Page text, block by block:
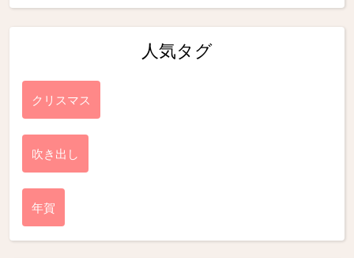
人気タグ
クリスマス
吹き出し
年賀